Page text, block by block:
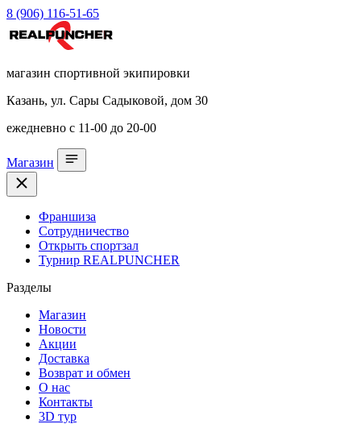
8 (906) 116-51-65
магазин спортивной экипировки
Казань, ул. Сары Садыковой, дом 30
ежедневно с 11-00 до 20-00
Магазин
Франшиза
Сотрудничество
Открыть спортзал
Турнир REALPUNCHER
Разделы
Магазин
Новости
Акции
Доставка
Возврат и обмен
О нас
Контакты
3D тур